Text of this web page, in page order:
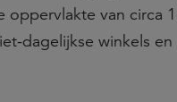
oppervlakte van circa
dagelijkse winkels en